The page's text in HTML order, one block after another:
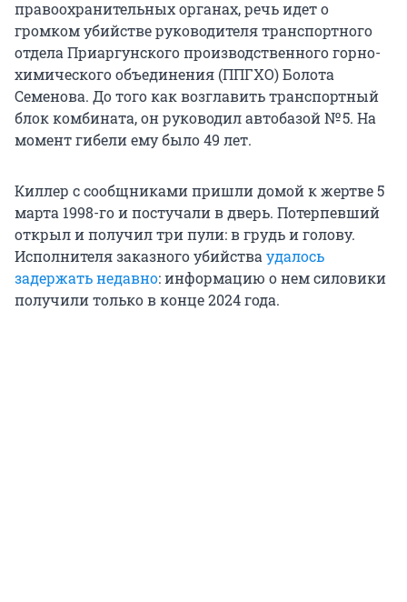
правоохранительных органах, речь идет о
громком убийстве руководителя транспортного
отдела Приаргунского производственного горно-
химического объединения (ППГХО) Болота
Семенова. До того как возглавить транспортный
блок комбината, он руководил автобазой № 5. На
момент гибели ему было 49 лет.
Киллер с сообщниками пришли домой к жертве 5
марта 1998-го и постучали в дверь. Потерпевший
открыл и получил три пули: в грудь и голову.
Исполнителя заказного убийства удалось
задержать недавно: информацию о нем силовики
получили только в конце 2024 года.